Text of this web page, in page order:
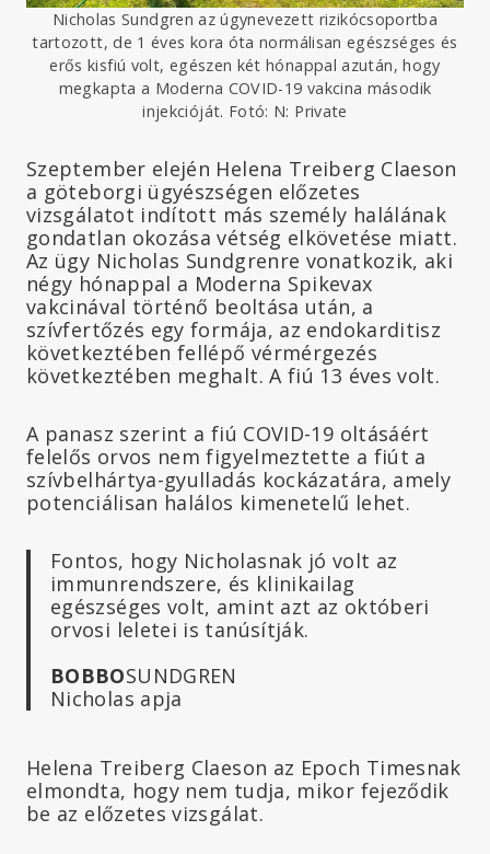
Nicholas Sundgren az úgynevezett rizikócsoportba
tartozott, de 1 éves kora óta normálisan egészséges és
erős kisfiú volt, egészen két hónappal azután, hogy
megkapta a Moderna COVID-19 vakcina második
injekcióját. Fotó: N: Private
Szeptember elején Helena Treiberg Claeson
a göteborgi ügyészségen előzetes
vizsgálatot indított más személy halálának
gondatlan okozása vétség elkövetése miatt.
Az ügy Nicholas Sundgrenre vonatkozik, aki
négy hónappal a Moderna Spikevax
vakcinával történő beoltása után, a
szívfertőzés egy formája, az endokarditisz
következtében fellépő vérmérgezés
következtében meghalt. A fiú 13 éves volt.
A panasz szerint a fiú COVID-19 oltásáért
felelős orvos nem figyelmeztette a fiút a
szívbelhártya-gyulladás kockázatára, amely
potenciálisan halálos kimenetelű lehet.
Fontos, hogy Nicholasnak jó volt az
immunrendszere, és klinikailag
egészséges volt, amint azt az októberi
orvosi leletei is tanúsítják.
BOBBOSUNDGREN
Nicholas apja
Helena Treiberg Claeson az Epoch Timesnak
elmondta, hogy nem tudja, mikor fejeződik
be az előzetes vizsgálat.